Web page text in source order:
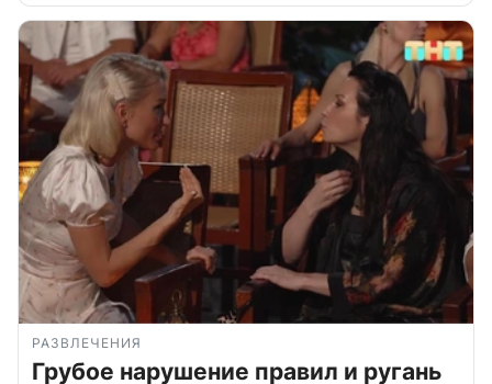
РАЗВЛЕЧЕНИЯ
Грубое нарушение правил и ругань